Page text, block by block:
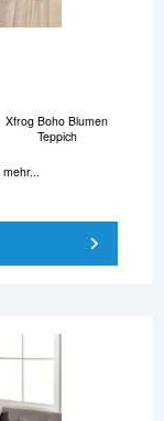
Xfrog Boho Blumen
Teppich